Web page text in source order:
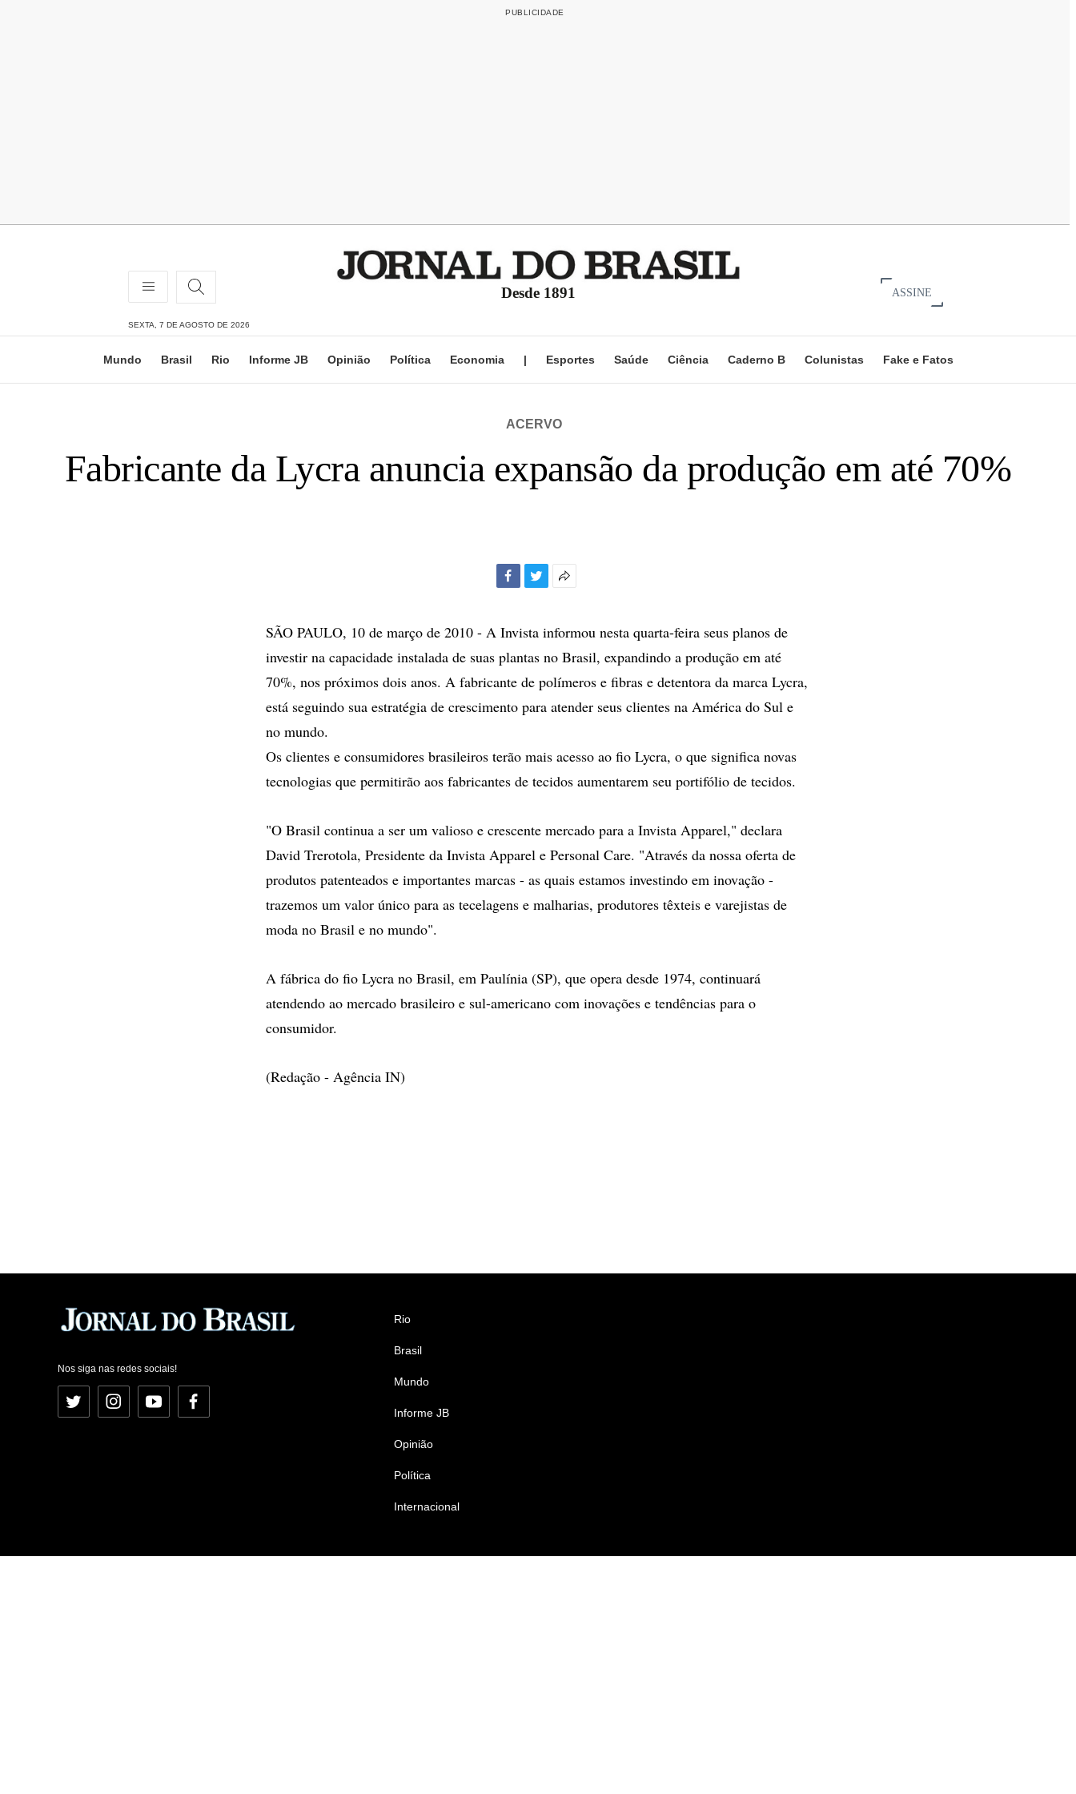
Desde 1891 ASSINE
SEXTA, 7 DE AGOSTO DE 2026
Mundo Brasil Rio Informe JB Opinião Política Economia | Esportes Saúde Ciência Caderno B Colunistas Fake e Fatos
ACERVO
Fabricante da Lycra anuncia expansão da produção em até 70%
compartilhamento
SÃO PAULO, 10 de março de 2010 - A Invista informou nesta quarta-feira seus planos de
investir na capacidade instalada de suas plantas no Brasil, expandindo a produção em até
70%, nos próximos dois anos. A fabricante de polímeros e fibras e detentora da marca Lycra,
está seguindo sua estratégia de crescimento para atender seus clientes na América do Sul e
no mundo.
Os clientes e consumidores brasileiros terão mais acesso ao fio Lycra, o que significa novas
tecnologias que permitirão aos fabricantes de tecidos aumentarem seu portifólio de tecidos.
"O Brasil continua a ser um valioso e crescente mercado para a Invista Apparel," declara
David Trerotola, Presidente da Invista Apparel e Personal Care. "Através da nossa oferta de
produtos patenteados e importantes marcas - as quais estamos investindo em inovação -
trazemos um valor único para as tecelagens e malharias, produtores têxteis e varejistas de
moda no Brasil e no mundo".
A fábrica do fio Lycra no Brasil, em Paulínia (SP), que opera desde 1974, continuará
atendendo ao mercado brasileiro e sul-americano com inovações e tendências para o
consumidor.
(Redação - Agência IN)
Nos siga nas redes sociais!
Twitter InstagramYouTubeFacebook
Rio
Brasil
Mundo
Informe JB
Opinião
Política
Internacional